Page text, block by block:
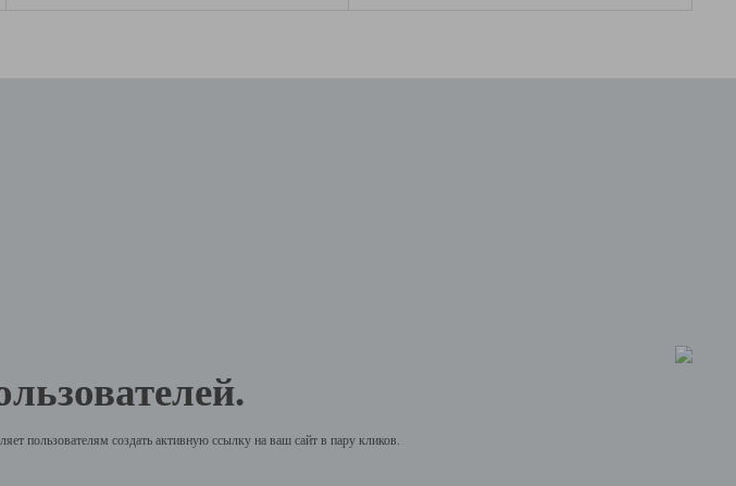
пользователям создать активную ссылку на ваш сайт в пару кликов.